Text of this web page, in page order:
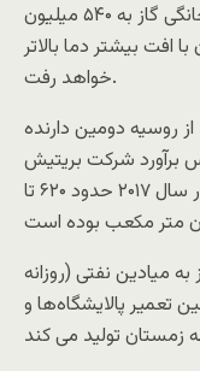
اخیرا شرکت ملی گاز اعلام کرد که مصرف خانگی گاز به ۵۴۰ میلیون
افت بیشتر دما بالاتر
خواهد رفت.
بعد از روسیه دومین دارنده
برآورد شرکت بریتیش
پترولیوم و اوپک، تولید روزانه گاز ایران در سال ۲۰۱۷ حدود ۶۲۰ تا
میادین نفتی (روزانه
پالایشگاه‌ها و